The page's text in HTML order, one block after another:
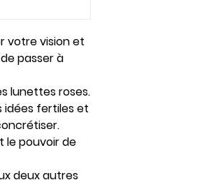
votre vision et
passer à
lunettes roses.
idées fertiles et
le pouvoir de
deux autres